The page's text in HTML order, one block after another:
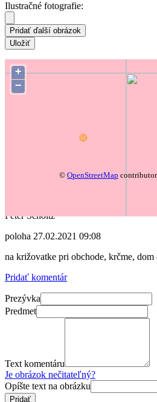
Ilustračné fotografie:
+
−
© OpenStreetMap
Súradnice hniezda:
Zmeniť polohu na mape
https://commons.wikimedia.org/wiki/
Peter Scholtz
poloha 27.02.2021 09:08
na križovatke pri obchode, krčme, dom
Pridať komentár
Prezývka
Predmet
Text komentáru
Je obrázok nečitateľný?
Opíšte text na obrázku